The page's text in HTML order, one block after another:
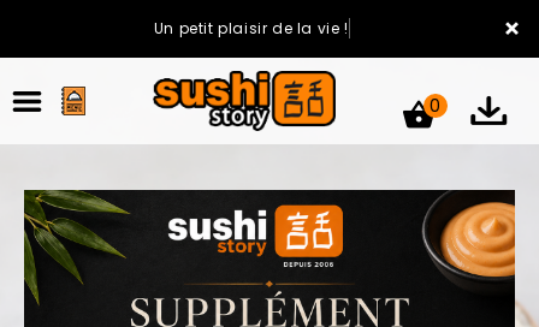
×
Un petit plaisir de la vie !
0